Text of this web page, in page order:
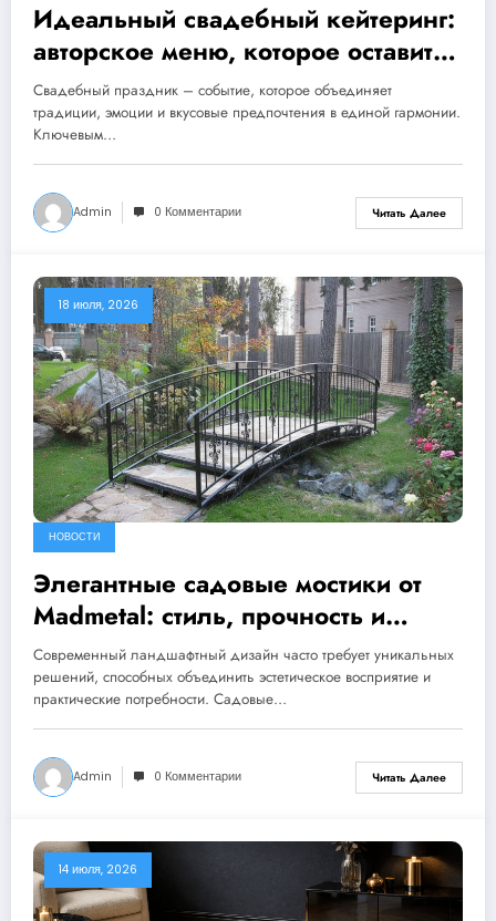
Идеальный свадебный кейтеринг:
авторское меню, которое оставит
незабываемый след
Свадебный праздник – событие, которое объединяет
традиции, эмоции и вкусовые предпочтения в единой гармонии.
Ключевым…
Admin 0 Комментарии Читать Далее
18 июля, 2026
НОВОСТИ
Элегантные садовые мостики от
Madmetal: стиль, прочность и
функциональность
Современный ландшафтный дизайн часто требует уникальных
решений, способных объединить эстетическое восприятие и
практические потребности. Садовые…
Admin 0 Комментарии Читать Далее
14 июля, 2026